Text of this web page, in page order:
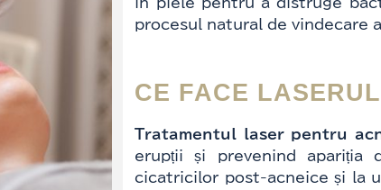
în piele pentru a distruge
procesul natural de vindecare
CE FACE
Tratamentul laser pentru
erupții și prevenind apariția
cicatricilor post-acneice și la